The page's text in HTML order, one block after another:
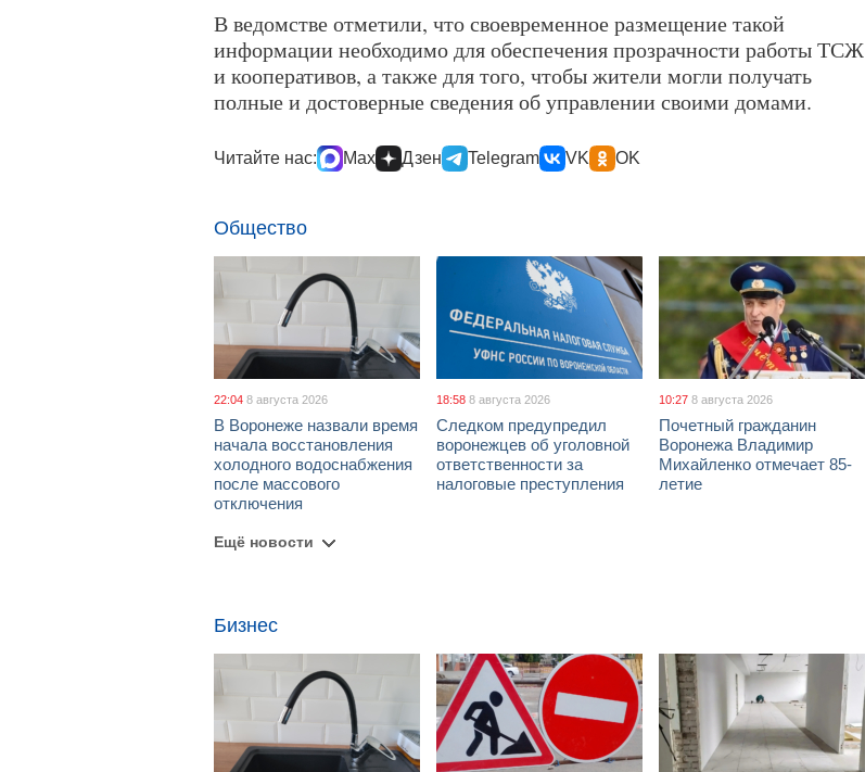
В ведомстве отметили, что своевременное размещение такой
информации необходимо для обеспечения прозрачности работы ТСЖ
и кооперативов, а также для того, чтобы жители могли получать
полные и достоверные сведения об управлении своими домами.
Читайте нас: Max Дзен Telegram VK OK
Общество
22:04 8 августа 2026
В Воронеже назвали время
начала восстановления
холодного водоснабжения
после массового
отключения
18:58 8 августа 2026
Следком предупредил
воронежцев об уголовной
ответственности за
налоговые преступления
10:27 8 августа 2026
Почетный гражданин
Воронежа Владимир
Михайленко отмечает 85-
летие
Ещё новости
Бизнес